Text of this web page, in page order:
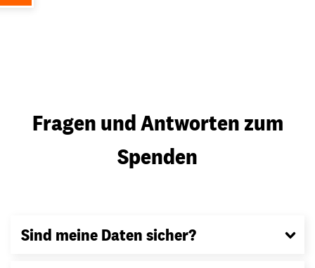
Fragen und Antworten zum
Spenden
Sind meine Daten sicher?